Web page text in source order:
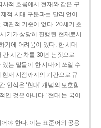
적 흐름에서 현재와 같은 구
적 시대 구분과는 달리 언어
관적 기준이 없다. 20세기 초
기가 상당히 진행된 현재로서
기에 어려움이 있다. 한 시대
시간 차를 30년 남짓으로
는 말들이 한 시대에 쓰일 수
재 시점까지의 기간으로 규
인식은 ‘현대’ 개념의 모호함
것은 아니다. ‘현대’는 국어
야 한다. 이는 표준어의 공용